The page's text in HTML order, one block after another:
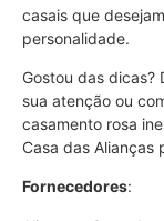
casais que
personalidade.
Gostou das dicas?
sua atenção ou
casamento rosa
Casa das Alianças
Fornecedores: